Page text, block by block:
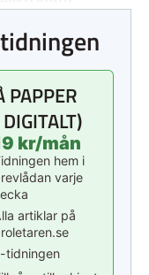
PAPPER
kr/mån
hem i
varje
artiklar på
tidningen